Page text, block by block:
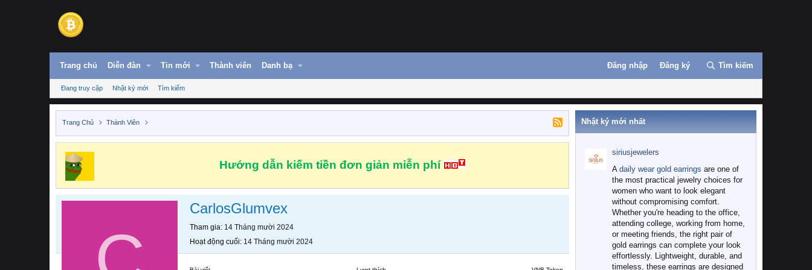
Trang chủ Diễn đàn Tin mới Thành viên Danh bạ Đăng nhập Đăng ký Tìm kiếm
Đang truy cập Nhật ký mới Tìm kiếm
Trang Chủ Thành Viên
Hướng dẫn kiếm tiền đơn giản miễn phí
CarlosGlumvex
Tham gia 14 Tháng mười 2024
Hoạt động cuối 14 Tháng mười 2024
Nhật ký mới nhất
siriusjewelers
A daily wear gold earrings are one of
the most practical jewelry choices for
women who want to look elegant
without compromising comfort.
Whether you're heading to the office,
attending college, working from home,
or meeting friends, the right pair of
gold earrings can complete your look
effortlessly. Lightweight, durable, and
timeless, these earrings are designed